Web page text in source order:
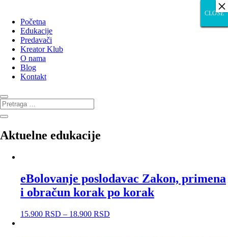
Početna
Edukacije
Predavači
Kreator Klub
O nama
Blog
Kontakt
Aktuelne edukacije
eBolovanje poslodavac Zakon, primena
i obračun korak po korak
15.900 RSD – 18.900 RSD
CLOSE
CLOSE
CLOSE
CLOSE
CLOSE
CLOSE
CLOSE
CLOSE
CLOSE
×
×